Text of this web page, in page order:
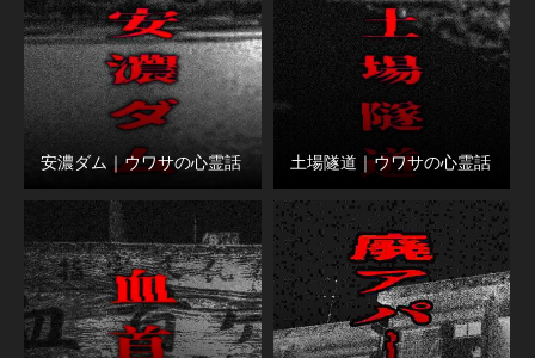
安濃ダム｜ウワサの心霊話 土場隧道｜ウワサの心霊話